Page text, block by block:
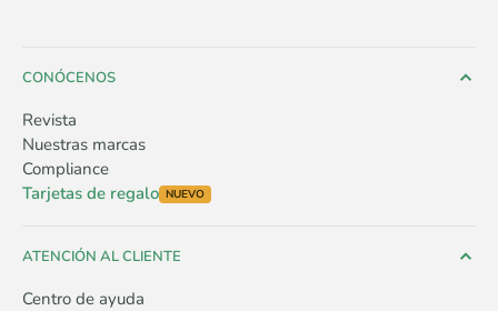
CONÓCENOS
Revista
Nuestras marcas
Compliance
Tarjetas de regalo NUEVO
ATENCIÓN AL CLIENTE
Centro de ayuda